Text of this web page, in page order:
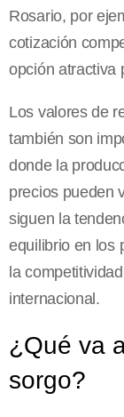
Rosario, por
cotización
opción atractiva
Los valores de
también son
donde la
precios pueden
siguen la
equilibrio en los
la
internacional.
¿Qué va
sorgo?